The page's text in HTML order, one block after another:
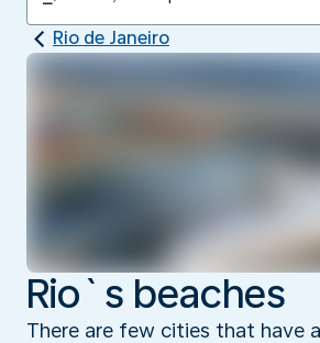
Rio de Janeiro
Rio`s beaches
There are few cities that have